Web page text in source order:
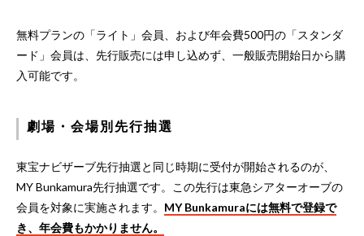
無料プランの「ライト」会員、および年会費500円の「スタンダ
ード」会員は、先行販売には申し込めず、一般販売開始日から購
入可能です。
劇場・会場別先行抽選
東宝ナビザーブ先行抽選と同じ時期に受付が開始されるのが、
MY Bunkamura先行抽選です。この先行は東急シアターオーブの
会員を対象に実施されます。 MY Bunkamuraには無料で登録で
き、年会費もかかりません。